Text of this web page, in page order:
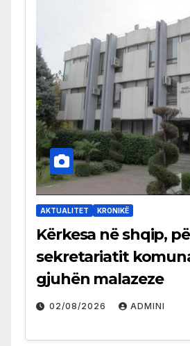
AKTUALITET KRONIKË
Kërkesa në shqip,
sekretariatit
gjuhën malazeze
02/08/2026 ADMINI